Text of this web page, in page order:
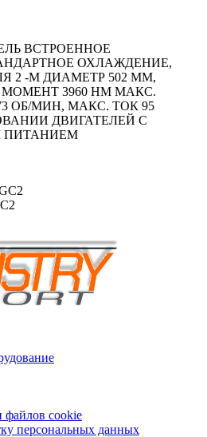
ВСТРОЕННОЕ
ОХЛАЖДЕНИЕ,
2 -М ДИАМЕТР 502 ММ,
3960 HM МАКС.
ОБ/МИН, МАКС. ТОК 95
ДВИГАТЕЛЕЙ С
ПИТАНИЕМ
файлов cookie
персональных данных